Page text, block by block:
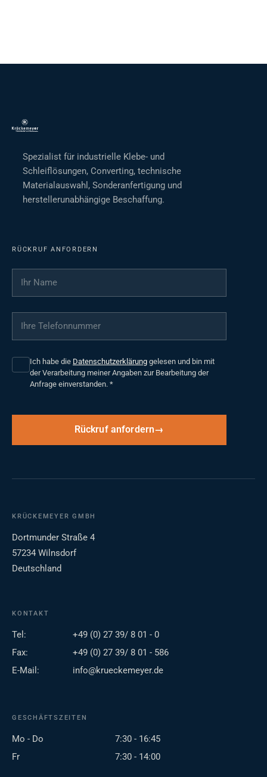
Spezialist für industrielle Klebe- und
Schleiflösungen, Converting, technische
Materialauswahl, Sonderanfertigung und
herstellerunabhängige Beschaffung.
RÜCKRUF ANFORDERN
Ihr Name
Ihre Telefonnummer
Ich habe die Datenschutzerklärung gelesen und bin mit
der Verarbeitung meiner Angaben zur Bearbeitung der
Anfrage einverstanden. *
Rückruf anfordern
KRÜCKEMEYER GMBH
Dortmunder Straße 4
57234 Wilnsdorf
Deutschland
KONTAKT
Tel:
+49 (0) 27 39/ 8 01 - 0
Fax:
+49 (0) 27 39/ 8 01 - 586
E-Mail:
info@krueckemeyer.de
GESCHÄFTSZEITEN
Mo - Do
7:30 - 16:45
Fr
7:30 - 14:00